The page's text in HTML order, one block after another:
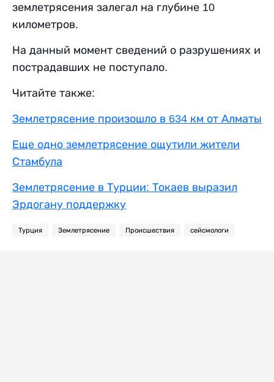
землетрясения залегал на глубине 10
километров.
На данный момент сведений о разрушениях и
пострадавших не поступало.
Читайте также:
Землетрясение произошло в 634 км от Алматы
Еще одно землетрясение ощутили жители
Стамбула
Землетрясение в Турции: Токаев выразил
Эрдогану поддержку
Турция Землетрясение Происшествия сейсмологи